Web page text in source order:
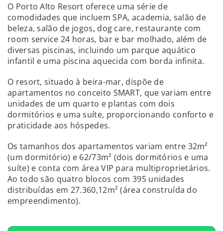
O Porto Alto Resort oferece uma série de
comodidades que incluem SPA, academia, salão de
beleza, salão de jogos, dog care, restaurante com
room service 24 horas, bar e bar molhado, além de
diversas piscinas, incluindo um parque aquático
infantil e uma piscina aquecida com borda infinita.
O resort, situado à beira-mar, dispõe de
apartamentos no conceito SMART, que variam entre
unidades de um quarto e plantas com dois
dormitórios e uma suíte, proporcionando conforto e
praticidade aos hóspedes.
Os tamanhos dos apartamentos variam entre 32m²
(um dormitório) e 62/73m² (dois dormitórios e uma
suíte) e conta com área VIP para multiproprietários.
Ao todo são quatro blocos com 395 unidades
distribuídas em 27.360,12m² (área construída do
empreendimento).